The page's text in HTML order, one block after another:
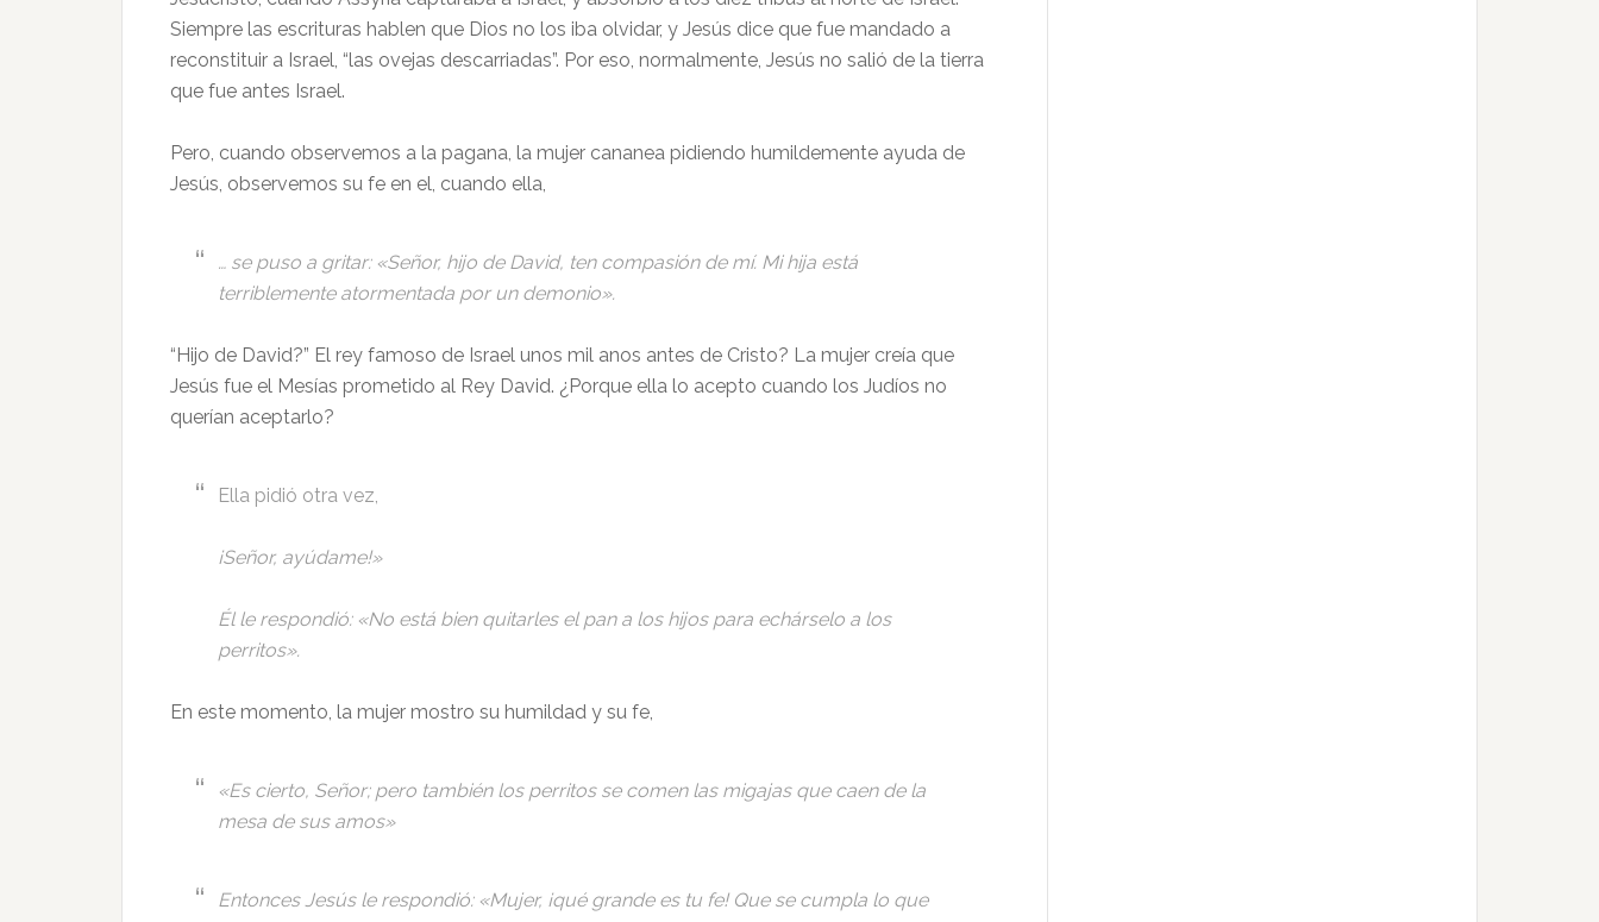
Siempre las escrituras hablen que Dios no los iba olvidar, y Jesús dice que fue mandado a
reconstituir a Israel, “las ovejas descarriadas”. Por eso, normalmente, Jesús no salió de la tierra
que fue antes Israel.
Pero, cuando observemos a la pagana, la mujer cananea pidiendo humildemente ayuda de
Jesús, observemos su fe en el, cuando ella,
… se puso a gritar: «Señor, hijo de David, ten compasión de mí. Mi hija está
terriblemente atormentada por un demonio».
“Hijo de David?” El rey famoso de Israel unos mil anos antes de Cristo? La mujer creía que
Jesús fue el Mesías prometido al Rey David. ¿Porque ella lo acepto cuando los Judíos no
querían aceptarlo?
Ella pidió otra vez,
¡Señor, ayúdame!»
Él le respondió: «No está bien quitarles el pan a los hijos para echárselo a los
perritos».
En este momento, la mujer mostro su humildad y su fe,
«Es cierto, Señor; pero también los perritos se comen las migajas que caen de la
mesa de sus amos»
Entonces Jesús le respondió: «Mujer, ¡qué grande es tu fe! Que se cumpla lo que